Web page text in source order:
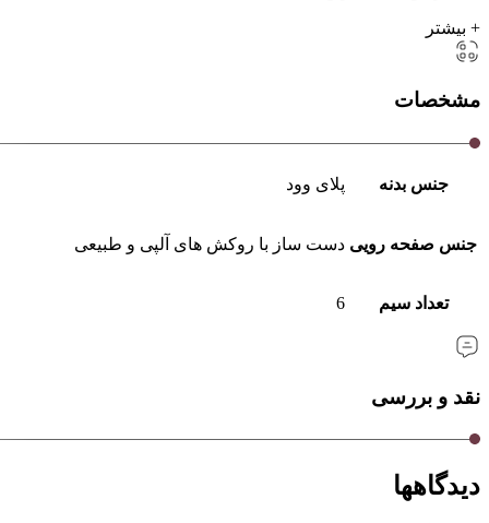
+ بیشتر
مشخصات
جنس بدنه پلای وود
جنس صفحه رویی دست ساز با روکش های آلپی و طبیعی
تعداد سیم 6
نقد و بررسی
دیدگاهها